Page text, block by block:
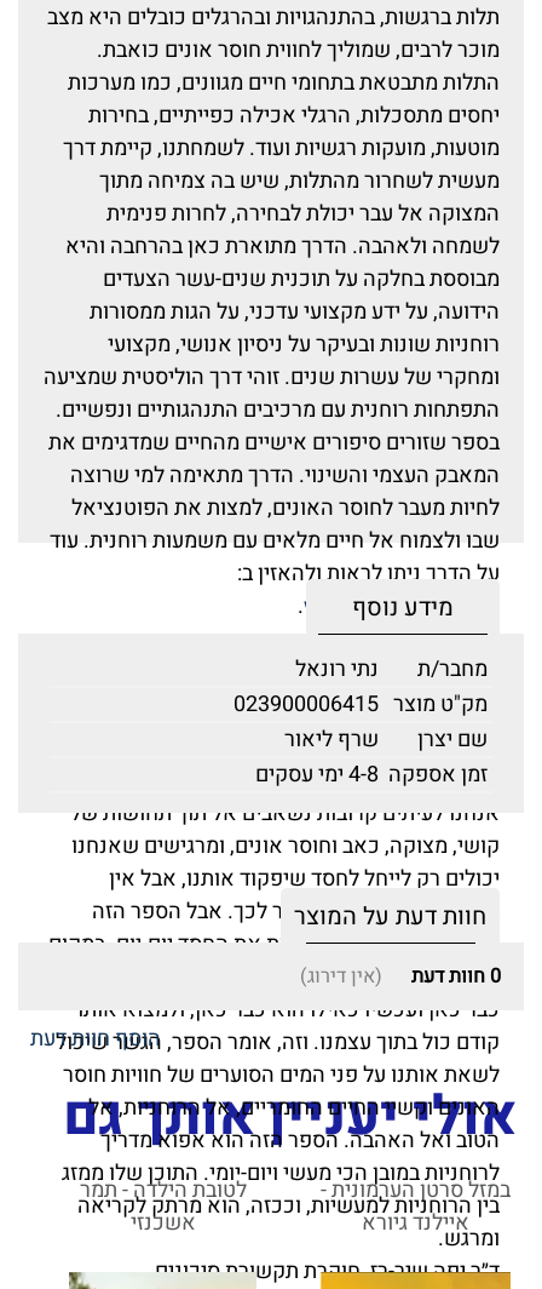
תלות ברגשות, בהתנהגויות ובהרגלים כובלים היא מצב
מוכר לרבים, שמוליך לחווית חוסר אונים כואבת.
התלות מתבטאת בתחומי חיים מגוונים, כמו מערכות
יחסים מתסכלות, הרגלי אכילה כפייתיים, בחירות
מוטעות, מועקות רגשיות ועוד. לשמחתנו, קיימת דרך
מעשית לשחרור מהתלות, שיש בה צמיחה מתוך
המצוקה אל עבר יכולת לבחירה, לחרות פנימית
לשמחה ולאהבה. הדרך מתוארת כאן בהרחבה והיא
מבוססת בחלקה על תוכנית שנים-עשר הצעדים
הידועה, על ידע מקצועי עדכני, על הגות ממסורות
רוחניות שונות ובעיקר על ניסיון אנושי, מקצועי
ומחקרי של עשרות שנים. זוהי דרך הוליסטית שמציעה
התפתחות רוחנית עם מרכיבים התנהגותיים ונפשיים.
בספר שזורים סיפורים אישיים מהחיים שמדגימים את
המאבק העצמי והשינוי. הדרך מתאימה למי שרוצה
לחיות מעבר לחוסר האונים, למצות את הפוטנציאל
שבו ולצמוח אל חיים מלאים עם משמעות רוחנית. עוד
על הדרך ניתן לראות ולהאזין ב:
www.nattironel.com
.
מתוך ״דברי פתיחה״
כמעט כולנו שקועים רוב הזמן בחיי השגרה החומריים,
וכשאנו חווים את האתגרים והקשיים הכרוכים בהם,
אנחנו לעיתים קרובות נשאבים אל תוך תחושות של
קושי, מצוקה, כאב וחוסר אונים, ומרגישים שאנחנו
יכולים רק לייחל לחסד שיפקוד אותנו, אבל אין
ביכולתנו לעשות דבר מעבר לכך. אבל הספר הזה
מלמד אותנו שאפשר לחיות את החסד יום-יום. במקום
לייחל ולצפות לו, במקום לחלום עליו, אפשר להתנהג
כבר כאן ועכשיו כאילו הוא כבר כאן, ולמצוא אותו
קודם כול בתוך עצמנו. וזה, אומר הספר, הגשר שיכול
לשאת אותנו על פני המים הסוערים של חוויות חוסר
האונים וקשיי החיים החומריים, אל הרוחניות, אל
הטוב ואל האהבה. הספר הזה הוא אפוא מדריך
לרוחניות במובן הכי מעשי ויום-יומי. התוכן שלו ממזג
בין הרוחניות למעשיות, וככזה, הוא מרתק לקריאה
ומרגש.
ד״ר יפה שיר-רז, חוקרת תקשורת סיכונים
מידע נוסף
מחבר/ת
נתי רונאל
מק"ט מוצר 023900006415
שם יצרן
שרף ליאור
זמן אספקה 4-8 ימי עסקים
חוות דעת על המוצר
0 חוות דעת (אין דירוג)
הוסף חוות דעת
אולי יעניין אותך גם
במזל סרטן הערמונית -
איילנד גיורא
לטובת הילדה - תמר
אשכנזי